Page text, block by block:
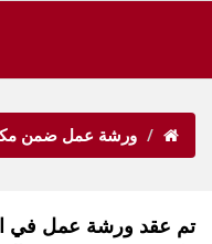
ورشة عمل ضمن مكون 4 من مشروع